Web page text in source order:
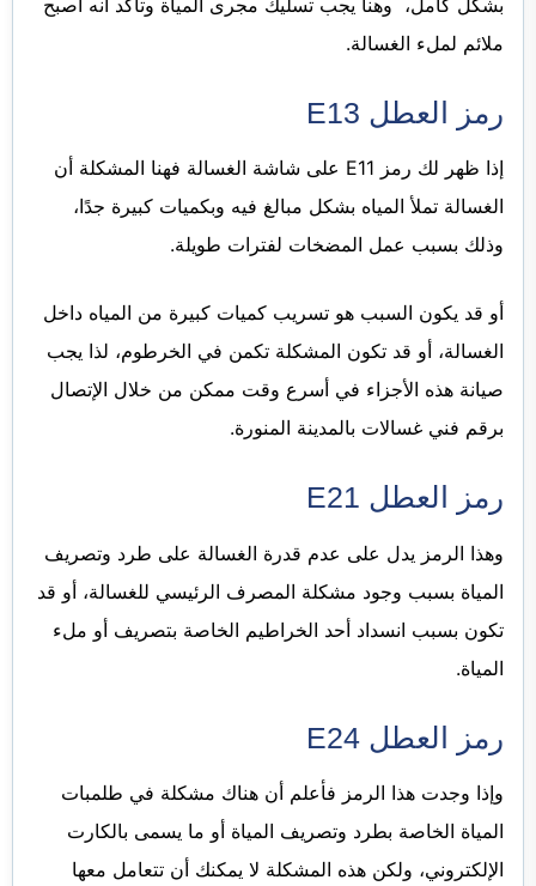
ملائم لملء الغسالة.
رمز العطل E13
إذا ظهر لك رمز E11 على شاشة الغسالة فهنا المشكلة أن
الغسالة تملأ المياه بشكل مبالغ فيه وبكميات كبيرة جدًا،
وذلك بسبب عمل المضخات لفترات طويلة.
أو قد يكون السبب هو تسريب كميات كبيرة من المياه داخل
الغسالة، أو قد تكون المشكلة تكمن في الخرطوم، لذا يجب
صيانة هذه الأجزاء في أسرع وقت ممكن من خلال الإتصال
برقم فني غسالات بالمدينة المنورة.
رمز العطل E21
وهذا الرمز يدل على عدم قدرة الغسالة على طرد وتصريف
المياة بسبب وجود مشكلة المصرف الرئيسي للغسالة، أو قد
تكون بسبب انسداد أحد الخراطيم الخاصة بتصريف أو ملء
المياة.
رمز العطل E24
وإذا وجدت هذا الرمز فأعلم أن هناك مشكلة في طلمبات
المياة الخاصة بطرد وتصريف المياة أو ما يسمى بالكارت
الإلكتروني، ولكن هذه المشكلة لا يمكنك أن تتعامل معها